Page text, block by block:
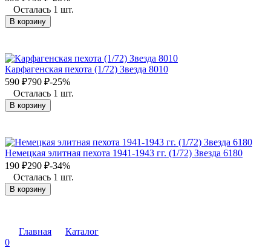
Осталась 1 шт.
В корзину
Карфагенская пехота (1/72) Звезда 8010
590 ₽790 ₽-25%
Осталась 1 шт.
В корзину
Немецкая элитная пехота 1941-1943 гг. (1/72) Звезда 6180
190 ₽290 ₽-34%
Осталась 1 шт.
В корзину
Главная
Каталог
0